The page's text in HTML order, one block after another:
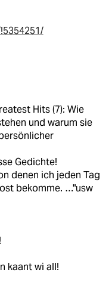
Hits (7): Wie
und warum sie
Gedichte!
denen ich jeden Tag
bekomme. …"usw
kaant wi all!